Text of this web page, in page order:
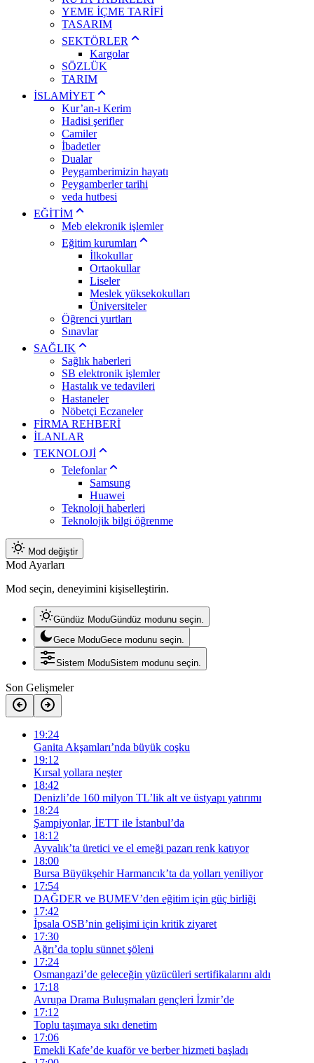
YEME İÇME TARİFİ
TASARIM
SEKTÖRLER
Kargolar
SÖZLÜK
TARIM
İSLAMİYET
Kur’an-ı Kerim
Hadisi şerifler
Camiler
İbadetler
Dualar
Peygamberimizin hayatı
Peygamberler tarihi
veda hutbesi
EĞİTİM
Meb elekronik işlemler
Eğitim kurumları
İlkokullar
Ortaokullar
Liseler
Meslek yüksekokulları
Üniversiteler
Öğrenci yurtları
Sınavlar
SAĞLIK
Sağlık haberleri
SB elektronik işlemler
Hastalık ve tedavileri
Hastaneler
Nöbetçi Eczaneler
FİRMA REHBERİ
İLANLAR
TEKNOLOJİ
Telefonlar
Samsung
Huawei
Teknoloji haberleri
Teknolojik bilgi öğrenme
Mod değiştir
Mod Ayarları
Mod seçin, deneyimini kişiselleştirin.
Gündüz ModuGündüz modunu seçin.
Gece ModuGece modunu seçin.
Sistem ModuSistem modunu seçin.
Son Gelişmeler
19:24
Ganita Akşamları’nda büyük coşku
19:12
Kırsal yollara neşter
18:42
Denizli’de 160 milyon TL’lik alt ve üstyapı yatırımı
18:24
Şampiyonlar, İETT ile İstanbul’da
18:12
Ayvalık’ta üretici ve el emeği pazarı renk katıyor
18:00
Bursa Büyükşehir Harmancık’ta da yolları yeniliyor
17:54
DAĞDER ve BUMEV’den eğitim için güç birliği
17:42
İpsala OSB’nin gelişimi için kritik ziyaret
17:30
Ağrı’da toplu sünnet şöleni
17:24
Osmangazi’de geleceğin yüzücüleri sertifikalarını aldı
17:18
Avrupa Drama Buluşmaları gençleri İzmir’de
17:12
Toplu taşımaya sıkı denetim
17:06
Emekli Kafe’de kuaför ve berber hizmeti başladı